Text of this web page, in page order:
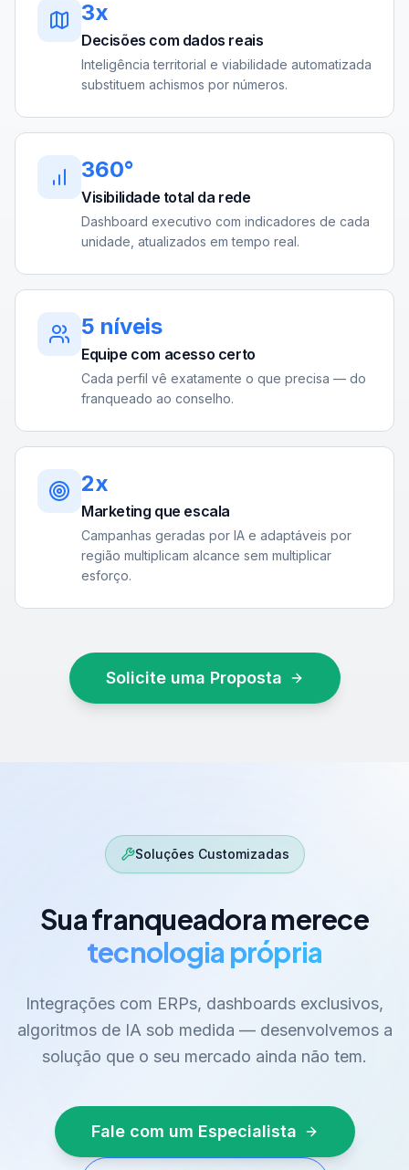
3x
Decisões com dados reais
Inteligência territorial e viabilidade automatizada
substituem achismos por números.
360°
Visibilidade total da rede
Dashboard executivo com indicadores de cada
unidade, atualizados em tempo real.
5 níveis
Equipe com acesso certo
Cada perfil vê exatamente o que precisa — do
franqueado ao conselho.
2x
Marketing que escala
Campanhas geradas por IA e adaptáveis por
região multiplicam alcance sem multiplicar
esforço.
Solicite uma Proposta
Soluções Customizadas
Sua franqueadora merece
tecnologia própria
Integrações com ERPs, dashboards exclusivos,
algoritmos de IA sob medida — desenvolvemos a
solução que o seu mercado ainda não tem.
Fale com um Especialista